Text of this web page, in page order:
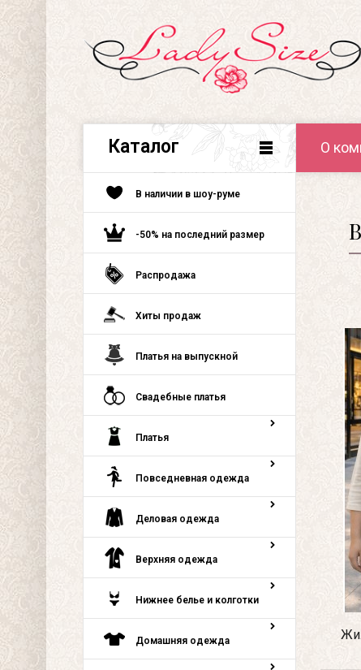
Каталог
В наличии в шоу-руме
-50% на последний размер
Распродажа
Хиты продаж
Платья на выпускной
Свадебные платья
Платья
Повседневная одежда
Деловая одежда
Верхняя одежда
Нижнее белье и колготки
Домашняя одежда
О